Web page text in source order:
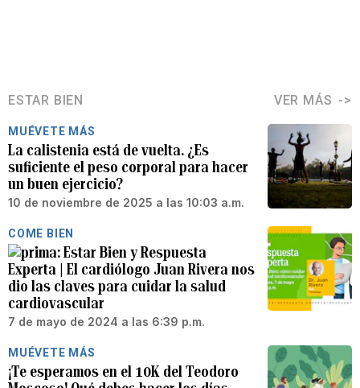
ESTAR BIEN VER MÁS
MUÉVETE MÁS
La calistenia está de vuelta. ¿Es
suficiente el peso corporal para hacer
un buen ejercicio?
10 de noviembre de 2025 a las 10:03 a.m.
COME BIEN
Estar Bien y Respuesta
Experta | El cardiólogo Juan Rivera nos
dio las claves para cuidar la salud
cardiovascular
7 de mayo de 2024 a las 6:39 p.m.
MUÉVETE MÁS
¡Te esperamos en el 10K del Teodoro